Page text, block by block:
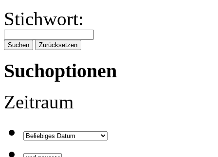
Stichwort:
Suchoptionen
Zeitraum